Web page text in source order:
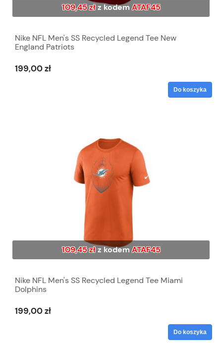
109,45 złz kodemATAF45
Nike NFL Men's SS Recycled Legend Tee New
England Patriots
199,00 zł
Do koszyka
109,45 złz kodemATAF45
Nike NFL Men's SS Recycled Legend Tee Miami
Dolphins
199,00 zł
Do koszyka